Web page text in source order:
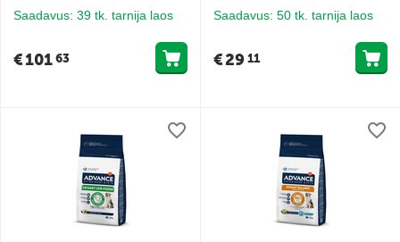
SEEDIMISHÄIRED
Saadavus: 39 tk. tarnija laos
€10163
Saadavus: 50 tk. tarnija laos
€2911